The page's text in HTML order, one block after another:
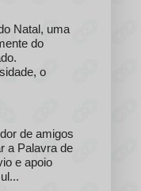
Natal, uma
do
o
de amigos
a Palavra de
e apoio